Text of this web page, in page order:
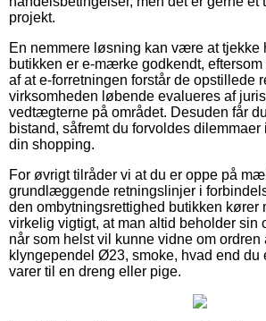
projekt.
En nemmere løsning kan være at tjekke
butikken er e-mærke godkendt,
af at e-forretningen forstår de opstillede
virksomheden løbende evalueres af
vedtægterne på området. Desuden får
bistand, såfremt du forvoldes dilemmaer
din shopping.
For øvrigt tilråder vi at du er oppe på
grundlæggende retningslinjer i
den ombytningsrettighed butikken kører
virkelig vigtigt, at man altid beholder sin
når som helst vil kunne vidne om
klyngependel Ø23, smoke, hvad end du
varer til en dreng eller pige.